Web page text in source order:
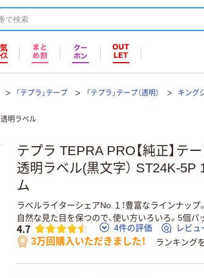
「テプラ」テープ 「テプラ」テープ（透明） キング
透明ラベル
テプラ TEPRA PRO【純正】テ
透明ラベル(黒文字） ST24K-5P
ム
ラベルライターシェアNo.１！豊富なラインナッ
自然な見た目を保つので、使い方いろいろ。5個パ
4.7 4件の評価 レビュ
3万回購入いただきました！ ランキング